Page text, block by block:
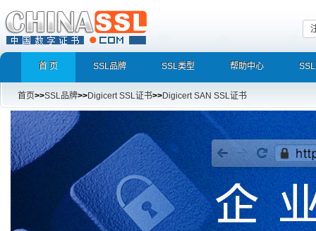
首 页 SSL品牌 SSL类型 帮助中心
首页>>SSL品牌>>Digicert SSL证书>>Digicert SAN SSL证书